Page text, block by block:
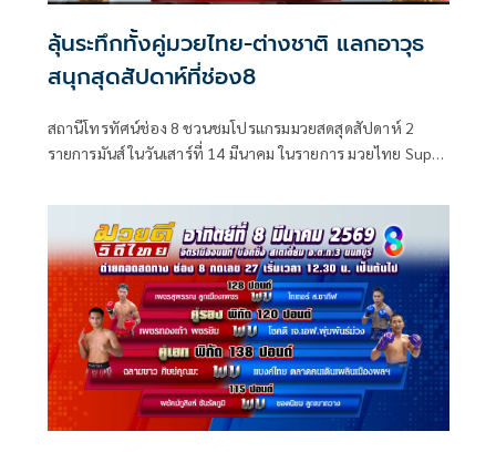
ลุ้นระทึกทั้งคู่มวยไทย-ต่างชาติ แลกอาวุธ
สนุกสุดสัปดาห์ที่ช่อง8
สถานีโทรทัศน์ช่อง 8 ชวนชมโปรแกรมมวยสดสุดสัปดาห์ 2
รายการมันส์ ในวันเสาร์ที่ 14 มีนาคม ในรายการ มวยไทย Super
รายการ มวยดีวิถีไทย เวลา 12.30 น. ที่จะชวนเหล่าแฟนมวย
สนุกแบบลุ้นระทึกอัดแน่นกับเหล่านักมวยที่ไม่ธรรมดา มีทั้งคู่
มวยไทย และมวยต่างชาตเพียบให้รับชม